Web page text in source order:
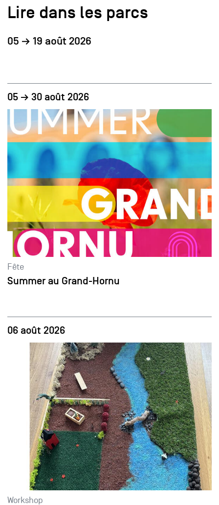
Lire dans les parcs
05 → 19 août 2026
05 → 30 août 2026
Fête
Summer au Grand-Hornu
06 août 2026
Workshop